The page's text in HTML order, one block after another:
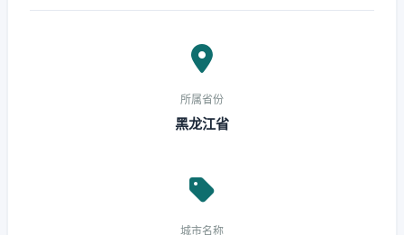
所属省份
黑龙江省
城市名称